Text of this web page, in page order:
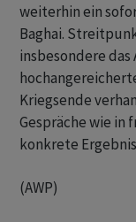
weiterhin ein
Baghai.
insbesondere
Kriegsende
Gespräche wie in
konkrete
(AWP)